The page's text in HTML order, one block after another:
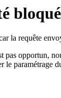
bloqué
la requête
pas opportun,
le paramétrage